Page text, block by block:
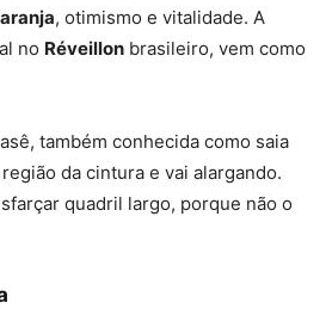
, otimismo e vitalidade. A
no Réveillon brasileiro, vem como
também conhecida como saia
da cintura e vai alargando.
quadril largo, porque não o